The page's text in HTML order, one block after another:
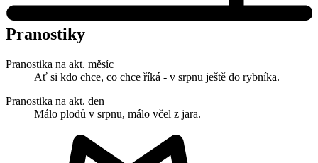
Pranostiky
Pranostika na akt. měsíc
Ať si kdo chce, co chce říká - v srpnu ještě do rybníka.
Pranostika na akt. den
Málo plodů v srpnu, málo včel z jara.